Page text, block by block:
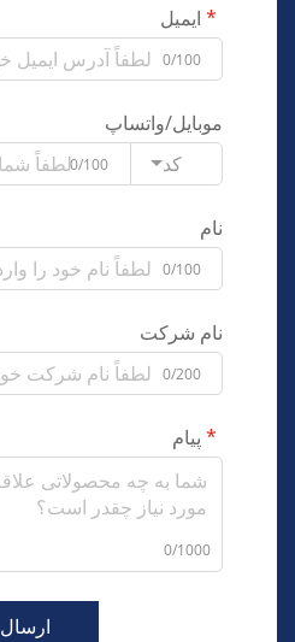
ایمیل
0/100
موبایل/واتساپ
کد
0/100
نام
0/100
نام شرکت
0/200
پیام
0/1000
ارسال